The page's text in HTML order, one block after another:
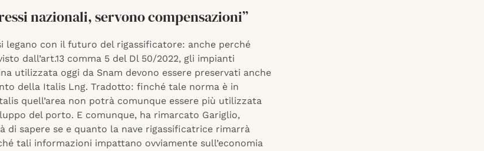
nazionali, servono compensazioni”
legano con il futuro del rigassificatore: anche perché
dall’art.13 comma 5 del Dl 50/2022, gli impianti
utilizzata oggi da Snam devono essere preservati anche
della Italis Lng. Tradotto: finché tale norma è in
quell’area non potrà comunque essere più utilizzata
del porto. E comunque, ha rimarcato Gariglio,
di sapere se e quanto la nave rigassificatrice rimarrà
tali informazioni impattano ovviamente sull’economia